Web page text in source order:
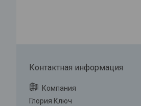
Глория Ключ